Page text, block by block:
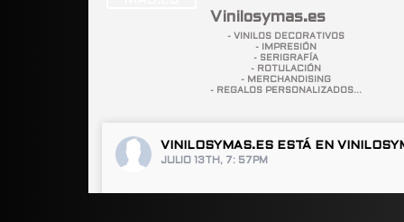
Vinilosymas.es
- VINILOS DECORATIVOS
- IMPRESIÓN
- SERIGRAFÍA
- ROTULACIÓN
- MERCHANDISING
- REGALOS PERSONALIZADOS...
VINILOSYMAS.ES ESTÁ EN
JULIO 13TH, 7: 57PM